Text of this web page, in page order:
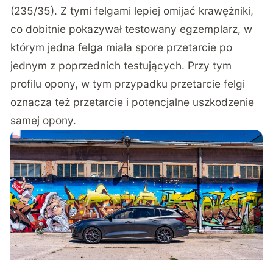
(235/35). Z tymi felgami lepiej omijać krawężniki,
co dobitnie pokazywał testowany egzemplarz, w
którym jedna felga miała spore przetarcie po
jednym z poprzednich testujących. Przy tym
profilu opony, w tym przypadku przetarcie felgi
oznacza też przetarcie i potencjalne uszkodzenie
samej opony.